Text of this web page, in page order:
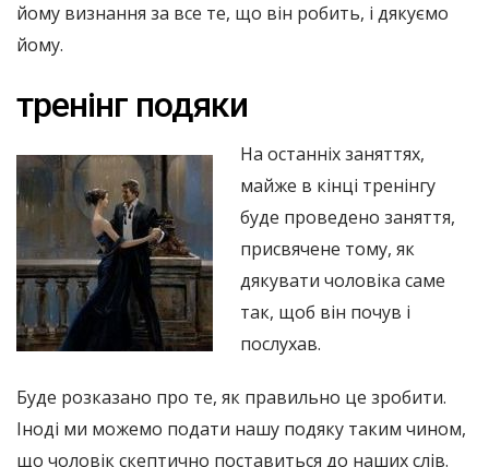
йому визнання за все те, що він робить, і дякуємо
йому.
тренінг подяки
На останніх заняттях,
майже в кінці тренінгу
буде проведено заняття,
присвячене тому, як
дякувати чоловіка саме
так, щоб він почув і
послухав.
Буде розказано про те, як правильно це зробити.
Іноді ми можемо подати нашу подяку таким чином,
що чоловік скептично поставиться до наших слів.